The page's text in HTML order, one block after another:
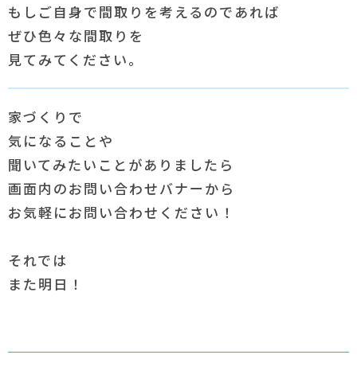
もしご自身で間取りを考えるのであれば
ぜひ色々な間取りを
見てみてください。
家づくりで
気になることや
聞いてみたいことがありましたら
画面内のお問い合わせバナーから
お気軽にお問い合わせください！
それでは
また明日！